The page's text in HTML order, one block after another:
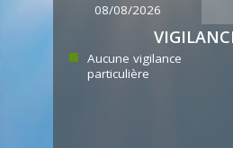
08/08/2026
Aucune vigilance
particulière